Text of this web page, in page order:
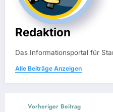
Redaktion
Das Informationsportal für
Alle Beiträge Anzeigen
Vorheriger Beitrag